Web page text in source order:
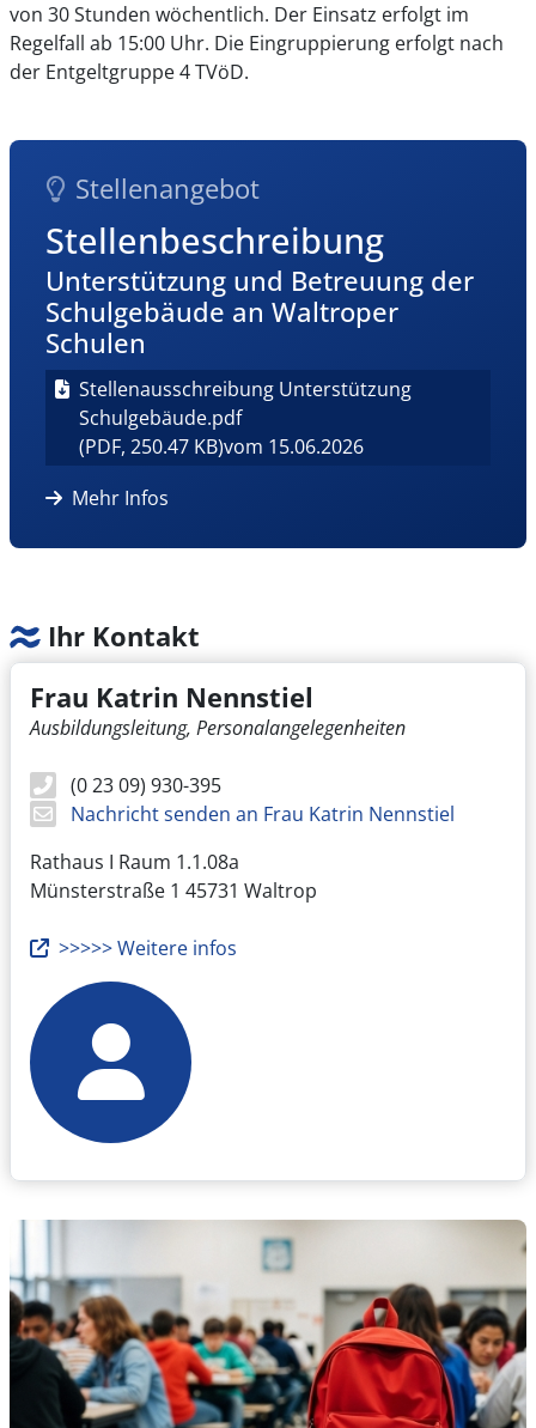
von 30 Stunden wöchentlich. Der Einsatz erfolgt im
Regelfall ab 15:00 Uhr. Die Eingruppierung erfolgt nach
der Entgeltgruppe 4 TVöD.
Stellenangebot
Stellenbeschreibung
Unterstützung und Betreuung der
Schulgebäude an Waltroper
Schulen
Stellenausschreibung Unterstützung
Schulgebäude.pdf
(PDF, 250.47 KB)vom 15.06.2026
Mehr Infos
Ihr Kontakt
Frau Katrin Nennstiel
Ausbildungsleitung, Personalangelegenheiten
(0 23 09) 930-395
Nachricht senden an Frau Katrin Nennstiel
Rathaus I Raum 1.1.08a
Münsterstraße 1 45731 Waltrop
>>>>> Weitere infos